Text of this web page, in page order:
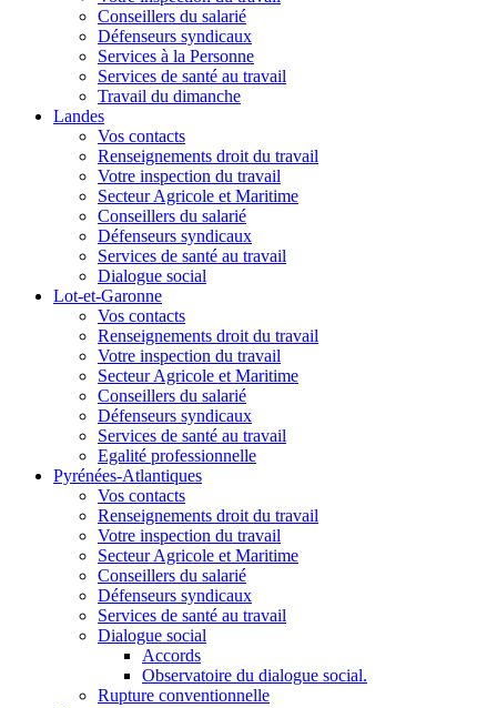
Conseillers du salarié
Défenseurs syndicaux
Services à la Personne
Services de santé au travail
Travail du dimanche
Landes
Vos contacts
Renseignements droit du travail
Votre inspection du travail
Secteur Agricole et Maritime
Conseillers du salarié
Défenseurs syndicaux
Services de santé au travail
Dialogue social
Lot-et-Garonne
Vos contacts
Renseignements droit du travail
Votre inspection du travail
Secteur Agricole et Maritime
Conseillers du salarié
Défenseurs syndicaux
Services de santé au travail
Egalité professionnelle
Pyrénées-Atlantiques
Vos contacts
Renseignements droit du travail
Votre inspection du travail
Secteur Agricole et Maritime
Conseillers du salarié
Défenseurs syndicaux
Services de santé au travail
Dialogue social
Accords
Observatoire du dialogue social.
Rupture conventionnelle